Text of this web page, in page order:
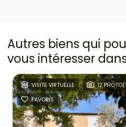
Autres biens qui
vous intéresser
VISITE VIRTUELLE
12
FAVORIS